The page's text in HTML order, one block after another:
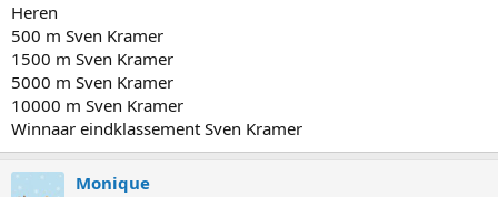
Heren
500 m Sven Kramer
1500 m Sven Kramer
5000 m Sven Kramer
10000 m Sven Kramer
Winnaar eindklassement Sven Kramer
Monique